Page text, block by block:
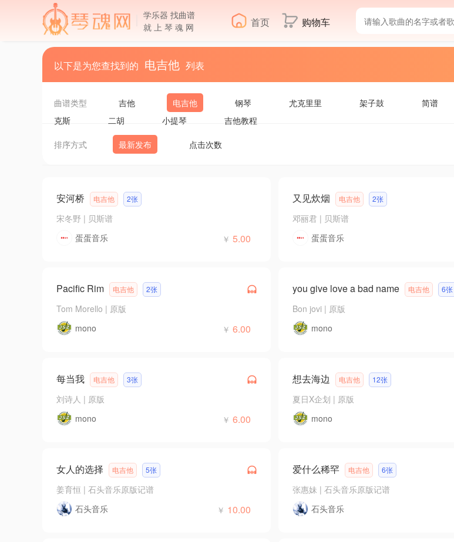
学乐器 找曲谱
就 上 琴 魂 网
首页 购物车
以下是为您查找到的 电吉他 列表
曲谱类型 吉他 电吉他 钢琴 尤克里里 架子鼓 简谱
克斯
二胡 小提琴 吉他教程
排序方式 最新发布 点击次数
安河桥 电吉他 2张
宋冬野 | 贝斯谱
蛋蛋音乐
￥ 5.00
又见炊烟 电吉他 2张
邓丽君 | 贝斯谱
蛋蛋音乐
Pacific Rim 电吉他 2张
Tom Morello | 原版
mono
￥ 6.00
you give love a bad name 电吉他 6张
Bon jovi | 原版
mono
每当我 电吉他 3张
刘诗人 | 原版
mono
￥ 6.00
想去海边 电吉他 12张
夏日X企划 | 原版
mono
女人的选择 电吉他 5张
姜育恒 | 石头音乐原版记谱
石头音乐
￥ 10.00
爱什么稀罕 电吉他 6张
张惠妹 | 石头音乐原版记谱
石头音乐